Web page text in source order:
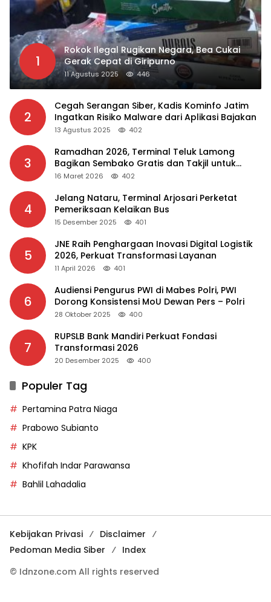
1
Rokok Ilegal Rugikan Negara, Bea Cukai
Gerak Cepat di Giripurno
11 Agustus 2025 446
2
Cegah Serangan Siber, Kadis Kominfo Jatim
Ingatkan Risiko Malware dari Aplikasi Bajakan
13 Agustus 2025 402
3
Ramadhan 2026, Terminal Teluk Lamong
Bagikan Sembako Gratis dan Takjil untuk
Masyarakat
16 Maret 2026 402
4
Jelang Nataru, Terminal Arjosari Perketat
Pemeriksaan Kelaikan Bus
15 Desember 2025 401
5
JNE Raih Penghargaan Inovasi Digital Logistik
2026, Perkuat Transformasi Layanan
11 April 2026 401
6
Audiensi Pengurus PWI di Mabes Polri, PWI
Dorong Konsistensi MoU Dewan Pers – Polri
28 Oktober 2025 400
7
RUPSLB Bank Mandiri Perkuat Fondasi
Transformasi 2026
20 Desember 2025 400
Populer Tag
Pertamina Patra Niaga
Prabowo Subianto
KPK
Khofifah Indar Parawansa
Bahlil Lahadalia
Kebijakan Privasi
Disclaimer
Pedoman Media Siber
Index
© Idnzone.com All rights reserved